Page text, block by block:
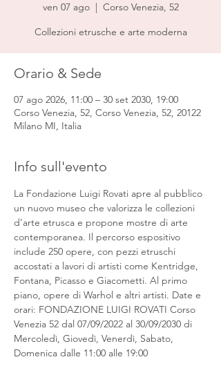
ven 07 ago
  |
Corso Venezia, 52
Collezioni etrusche e arte moderna
Orario & Sede
07 ago 2026, 11:00 – 30 set 2030, 19:00
Corso Venezia, 52, Corso Venezia, 52, 20122
Milano MI, Italia
Info sull'evento
La Fondazione Luigi Rovati apre al pubblico
un nuovo museo che valorizza le collezioni
d’arte etrusca e propone mostre di arte
contemporanea. Il percorso espositivo
include 250 opere, con pezzi etruschi
accostati a lavori di artisti come Kentridge,
Fontana, Picasso e Giacometti. Al primo
piano, opere di Warhol e altri artisti. Date e
orari: FONDAZIONE LUIGI ROVATI Corso
Venezia 52 dal 07/09/2022 al 30/09/2030 di
Mercoledì, Giovedì, Venerdì, Sabato,
Domenica dalle 11:00 alle 19:00